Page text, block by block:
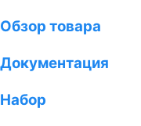
Обзор товара
Документация
Набор